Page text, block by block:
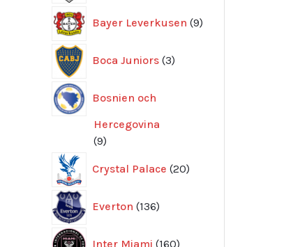
Bayer Leverkusen 9
produkter
Boca Juniors 3
produkter
Bosnien och
Hercegovina
99
Crystal Palace 20
produkter
Everton 136
produkter
Inter Miami 160